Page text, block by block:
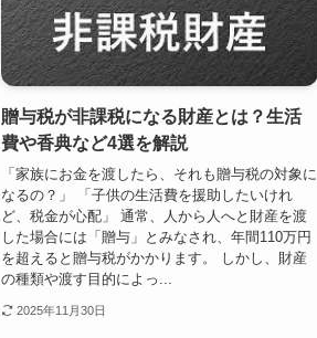
贈与税が非課税になる財産とは？生活
費や香典など4選を解説
「家族にお金を渡したら、それも贈与税の対象に
なるの？」 「子供の生活費を援助したいけれ
ど、税金が心配」 通常、人から人へと財産を渡
した場合には「贈与」とみなされ、年間110万円
を超えると贈与税がかかります。 しかし、財産
の種類や渡す目的によっ...
2025年11月30日